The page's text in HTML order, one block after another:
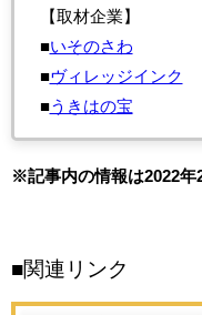
【取材企業】
■いそのさわ
■ヴィレッジインク
■うきはの宝
※記事内の情報は2022年
■関連リンク